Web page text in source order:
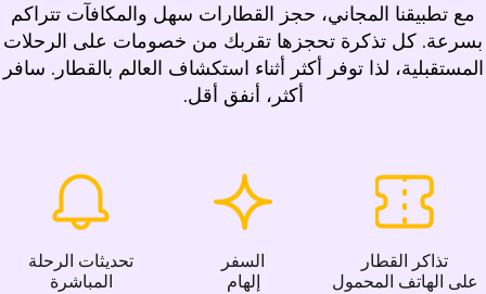
مع تطبيقنا المجاني، حجز القطارات سهل والمكافآت تتراكم
بسرعة. كل تذكرة تحجزها تقربك من خصومات على الرحلات
المستقبلية، لذا توفر أكثر أثناء استكشاف العالم بالقطار. سافر
أكثر، أنفق أقل.
تذاكر القطار
على الهاتف المحمول
السفر
إلهام
تحديثات الرحلة
المباشرة